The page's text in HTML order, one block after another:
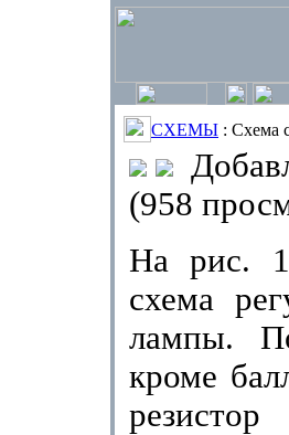
СХЕМЫ : Схема
(958
На рис.
схема
лампы.
кроме